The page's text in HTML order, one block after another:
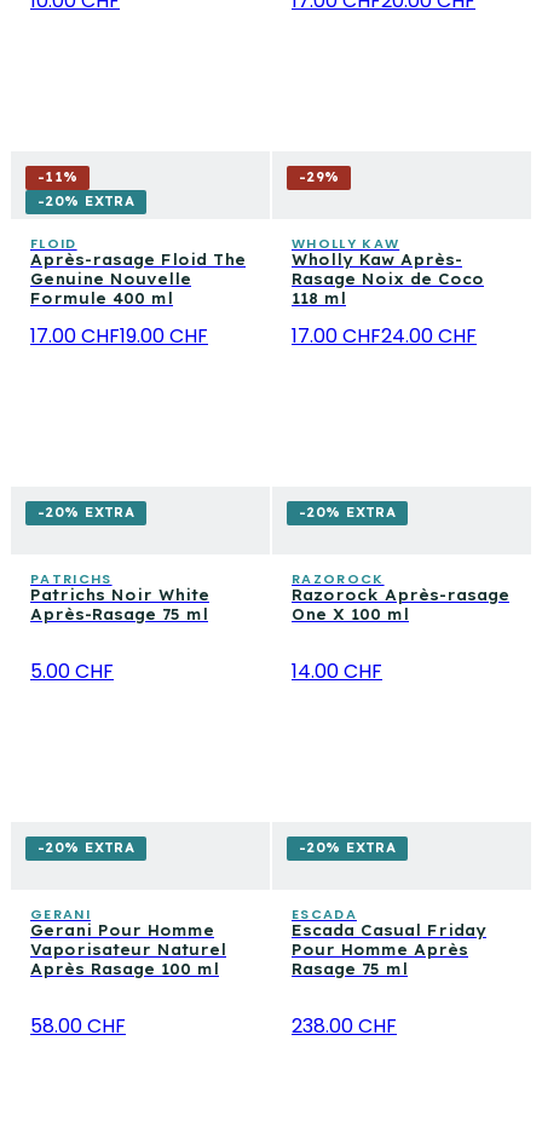
-11%
-20% EXTRA
FLOID
Après-rasage Floid The
Genuine Nouvelle
Formule 400 ml
17.00 CHF19.00 CHF
-29%
WHOLLY KAW
Wholly Kaw Après-
Rasage Noix de Coco
118 ml
17.00 CHF24.00 CHF
-20% EXTRA
PATRICHS
Patrichs Noir White
Après-Rasage 75 ml
5.00 CHF
-20% EXTRA
RAZOROCK
Razorock Après-rasage
One X 100 ml
14.00 CHF
-20% EXTRA
GERANI
Gerani Pour Homme
Vaporisateur Naturel
Après Rasage 100 ml
58.00 CHF
-20% EXTRA
ESCADA
Escada Casual Friday
Pour Homme Après
Rasage 75 ml
238.00 CHF